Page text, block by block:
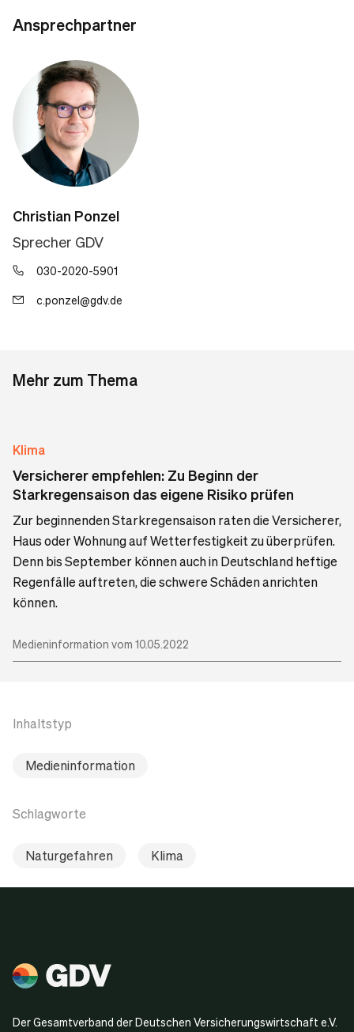
Ansprechpartner
Christian Ponzel
Sprecher GDV
030-2020-5901
c.ponzel@gdv.de
Mehr zum Thema
Klima
Versicherer empfehlen: Zu Beginn der
Starkregensaison das eigene Risiko prüfen
Zur beginnenden Starkregensaison raten die Versicherer,
Haus oder Wohnung auf Wetterfestigkeit zu überprüfen.
Denn bis September können auch in Deutschland heftige
Regenfälle auftreten, die schwere Schäden anrichten
können.
Medieninformation vom 10.05.2022
Inhaltstyp
Medieninformation
Schlagworte
Naturgefahren Klima
Der Gesamtverband der Deutschen Versicherungswirtschaft e.V.